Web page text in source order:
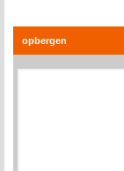
opbergen